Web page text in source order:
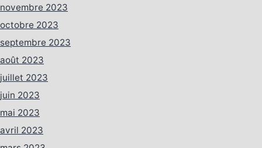
novembre 2023
octobre 2023
septembre 2023
août 2023
juillet 2023
juin 2023
mai 2023
avril 2023